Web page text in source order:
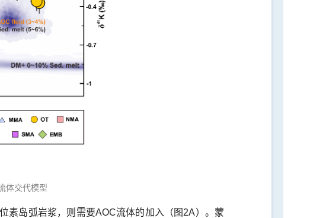
体交代模型
素岛弧岩浆，则需要AOC流体的加入（图2A）。蒙